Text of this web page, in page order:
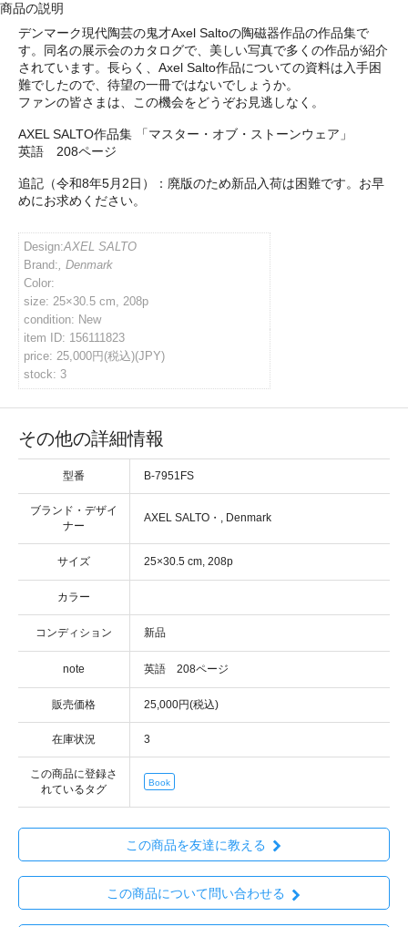
商品の説明
デンマーク現代陶芸の鬼才Axel Saltoの陶磁器作品の作品集で
す。同名の展示会のカタログで、美しい写真で多くの作品が紹介
されています。長らく、Axel Salto作品についての資料は入手困
難でしたので、待望の一冊ではないでしょうか。
ファンの皆さまは、この機会をどうぞお見逃しなく。
AXEL SALTO作品集 「マスター・オブ・ストーンウェア」
英語 208ページ
追記（令和8年5月2日）：廃版のため新品入荷は困難です。お早
めにお求めください。
Design:AXEL SALTO
Brand: , Denmark
Color:
size: 25×30.5 cm, 208p
condition: New
item ID: 156111823
price: 25,000円(税込)(JPY)
stock: 3
その他の詳細情報
型番 B-7951FS
ブランド・デザイ
ナー
・
サイズ
カラー
コンディション
note
販売価格 25,000円(税込)
在庫状況 3
この商品に登録さ
れているタグ
Book
この商品を友達に教える
この商品について問い合わせる
配送について
バシーポリシー
マガジン
ウント
合わせ